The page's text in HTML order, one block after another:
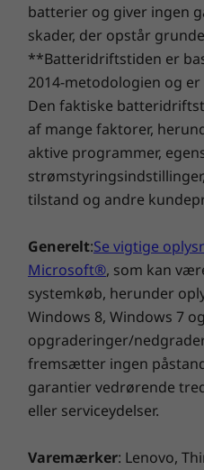
Alm.
justerbar højde: 80 mm
UltraFlex IV-fod:
justerbar højde: 115 mm
Farve
Sort
Forbindelse
Ekstraudstyr: Bluetooth
Porte og stik
USB-C (1. generation) -
USB 3.2 (2. generation)
4 x USB 3.2 (1. generation)
DisplayPort
RJ45
Hovedtelefon-/
Ekstraudstyr: Seriel port
batterier og giver ingen
skader, der opstår
**Batteridriftstiden er
2014-metodologien og
Den faktiske
af mange faktorer,
aktive programmer,
tilstand og andre
Generelt:Se vigtige
Microsoft®, som kan
systemkøb, herunder
Windows 8, Windows 7
opgraderinger/
fremsætter ingen
garantier vedrørende
eller serviceydelser.
Varemærker: Lenovo,